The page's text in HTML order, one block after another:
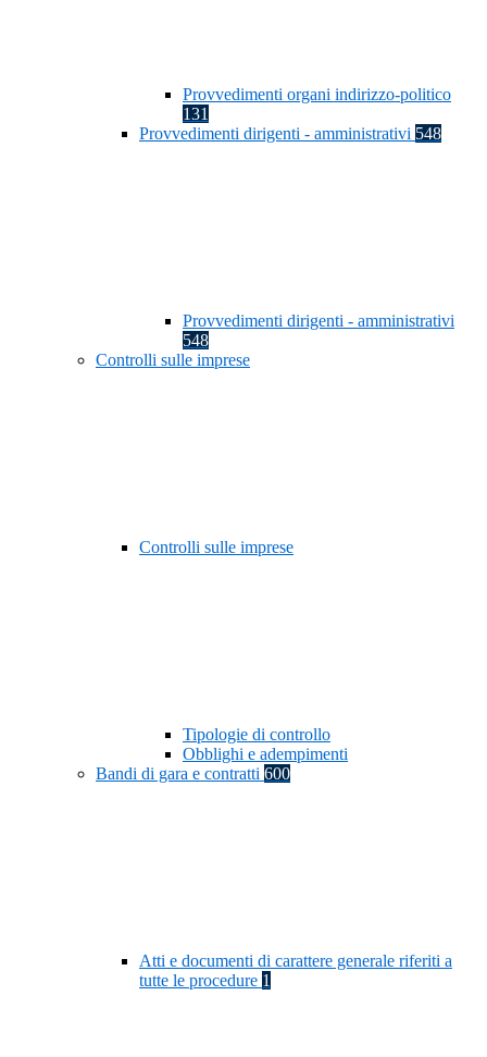
Provvedimenti organi indirizzo-politico
131
Provvedimenti dirigenti - amministrativi 548
Provvedimenti dirigenti - amministrativi
548
Controlli sulle imprese
Controlli sulle imprese
Tipologie di controllo
Obblighi e adempimenti
Bandi di gara e contratti 600
Atti e documenti di carattere generale riferiti a
tutte le procedure 1